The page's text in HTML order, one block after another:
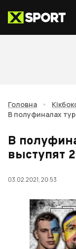
Головна •
В полуфиналах
В
выступят
03.02.2021, 20:53